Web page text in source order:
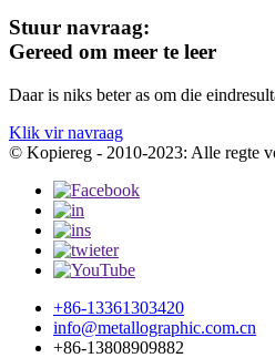
Stuur navraag:
Gereed om meer te leer
Daar is niks beter as om die
Klik vir navraag
© Kopiereg - 2010-2023: Alle regte
+86-13361303420
info@metallographic.com.cn
+86-13808909882